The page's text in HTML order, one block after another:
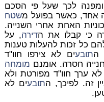
לכך שעל פי הסכם
אחד, כאשר בפועל משטח
האחת אחרי השנייה.
כי קבלו את הדירה, על
כל זכות להעלות טענות
התובעים לא צירפו חוו"ד
חסרה. אומנם מומחה
ערך חוו"ד מפורטת ולא
זה. לפיכך, התובעים לא